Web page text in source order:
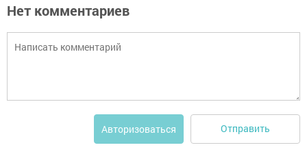
Нет комментариев
Авторизоваться Отправить